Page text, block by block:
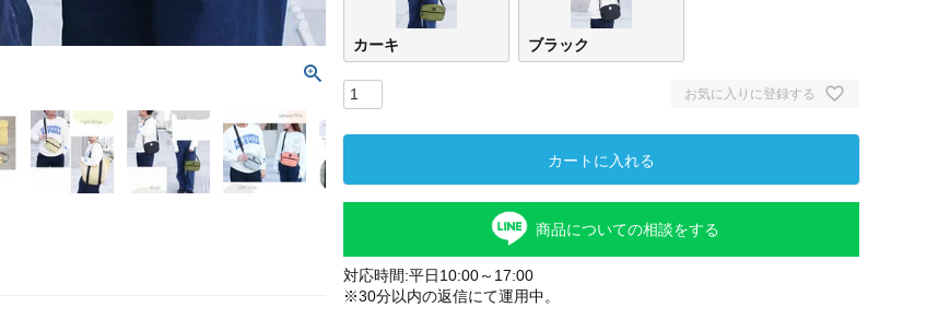
カーキ ブラック
お気に入りに登録する
カートに入れる
商品についての相談をする
対応時間:平日10:00～17:00
※30分以内の返信にて運用中。